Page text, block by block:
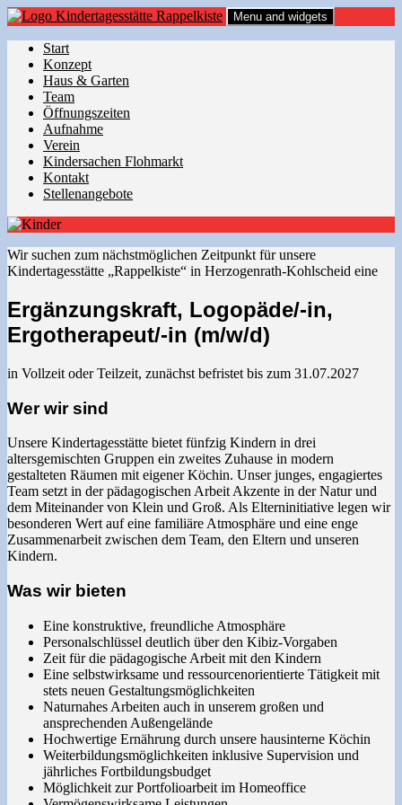
Menu and widgets
Start
Konzept
Haus & Garten
Team
Öffnungszeiten
Aufnahme
Verein
Kindersachen Flohmarkt
Kontakt
Stellenangebote
Wir suchen zum nächstmöglichen Zeitpunkt für unsere
Kindertagesstätte „Rappelkiste“ in Herzogenrath-Kohlscheid eine
Ergänzungskraft, Logopäde/-in,
Ergotherapeut/-in (m/w/d)
in Vollzeit oder Teilzeit, zunächst befristet bis zum 31.07.2027
Wer wir sind
Unsere Kindertagesstätte bietet fünfzig Kindern in drei
altersgemischten Gruppen ein zweites Zuhause in modern
gestalteten Räumen mit eigener Köchin. Unser junges, engagiertes
Team setzt in der pädagogischen Arbeit Akzente in der Natur und
dem Miteinander von Klein und Groß. Als Elterninitiative legen wir
besonderen Wert auf eine familiäre Atmosphäre und eine enge
Zusammenarbeit zwischen dem Team, den Eltern und unseren
Kindern.
Was wir bieten
Eine konstruktive, freundliche Atmosphäre
Personalschlüssel deutlich über den Kibiz-Vorgaben
Zeit für die pädagogische Arbeit mit den Kindern
Eine selbstwirksame und ressourcenorientierte Tätigkeit mit
stets neuen Gestaltungsmöglichkeiten
Naturnahes Arbeiten auch in unserem großen und
ansprechenden Außengelände
Hochwertige Ernährung durch unsere hausinterne Köchin
Weiterbildungsmöglichkeiten inklusive Supervision und
jährliches Fortbildungsbudget
Möglichkeit zur Portfolioarbeit im Homeoffice